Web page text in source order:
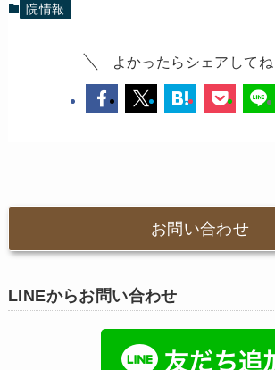
院情報
よかったらシェアしてね
お問い合わせ
LINEからお問い合わせ